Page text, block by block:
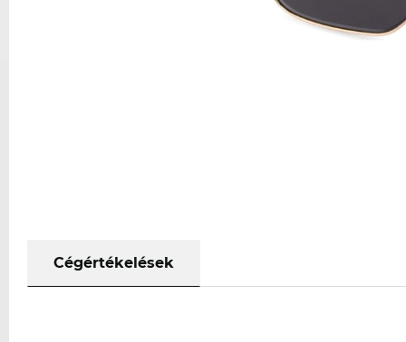
Cégértékelések